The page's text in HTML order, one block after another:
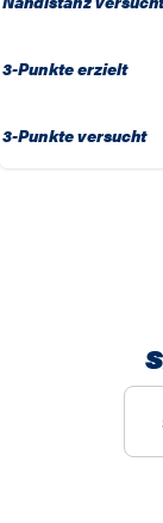
3-Punkte erzielt
3-Punkte versucht